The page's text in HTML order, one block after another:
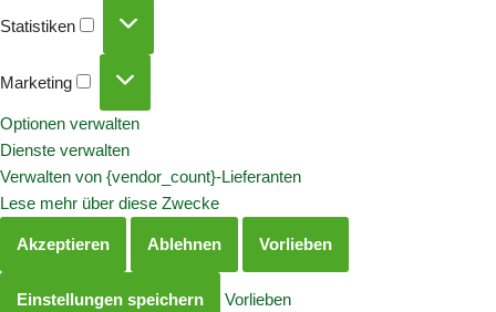
Statistiken
Marketing
Optionen verwalten
Dienste verwalten
Verwalten von {vendor_count}-Lieferanten
Lese mehr über diese Zwecke
Akzeptieren Ablehnen Vorlieben
Einstellungen speichern Vorlieben